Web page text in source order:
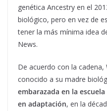
genética Ancestry en el
biológico, pero en vez de
tener la más mínima idea
News.
De acuerdo con la
conocido a su madre
embarazada en la
en adaptación, en la